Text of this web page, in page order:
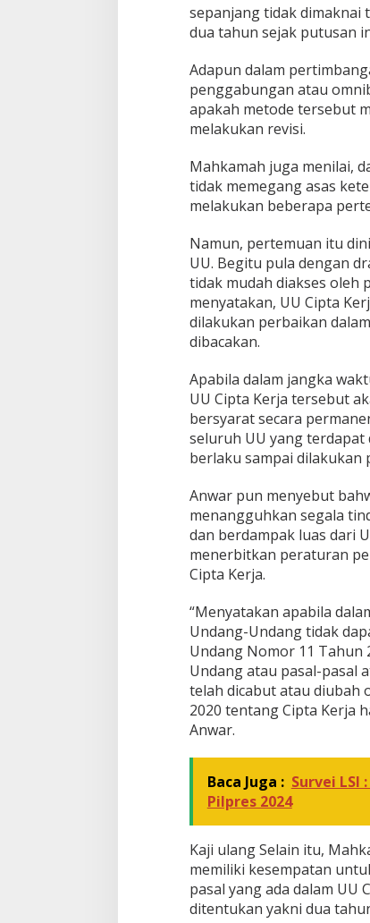
i
o
n
l
B
e
r
s
a
r
a
sepanjang tidak dimaknai
dua tahun sejak putusan
Adapun dalam
penggabungan atau
apakah metode tersebut
melakukan revisi.
Mahkamah juga menilai,
tidak memegang asas
melakukan beberapa
Namun, pertemuan itu
UU. Begitu pula dengan
tidak mudah diakses oleh
menyatakan, UU Cipta
dilakukan perbaikan
dibacakan.
Apabila dalam jangka
UU Cipta Kerja tersebut
bersyarat secara
seluruh UU yang terdapat
berlaku sampai dilakukan
Anwar pun menyebut
menangguhkan segala
dan berdampak luas dari
menerbitkan peraturan
Cipta Kerja.
“Menyatakan apabila
Undang-Undang tidak
Undang Nomor 11 Tahun
Undang atau pasal-pasal
telah dicabut atau diubah
2020 tentang Cipta Kerja
Anwar.
Baca Juga : Survei LSI
Pilpres 2024
Kaji ulang Selain itu,
memiliki kesempatan
pasal yang ada dalam UU
ditentukan yakni dua